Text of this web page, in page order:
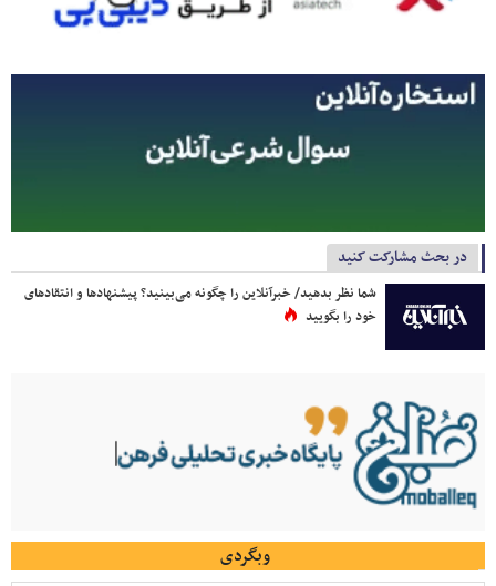
در بحث مشارکت کنید
شما نظر بدهید/ خبرآنلاین را چگونه می‌بینید؟ پیشنهادها و انتقادهای
خود را بگویید
وبگردی